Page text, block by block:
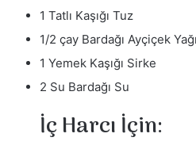
1 Tatlı Kaşığı Tuz
1/2 çay Bardağı Ayçiçek Yağı
1 Yemek Kaşığı Sirke
2 Su Bardağı Su
İç Harcı İçin: